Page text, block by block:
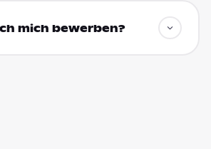
mich bewerben?